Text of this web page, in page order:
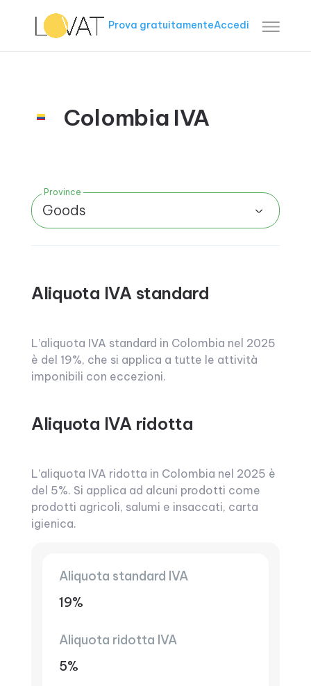
Prova gratuitamenteAccedi
Colombia IVA
Province
Goods
Aliquota IVA standard
L’aliquota IVA standard in Colombia nel 2025
è del 19%, che si applica a tutte le attività
imponibili con eccezioni.
Aliquota IVA ridotta
L’aliquota IVA ridotta in Colombia nel 2025 è
del 5%. Si applica ad alcuni prodotti come
prodotti agricoli, salumi e insaccati, carta
igienica.
Aliquota standard IVA
19%
Aliquota ridotta IVA
5%